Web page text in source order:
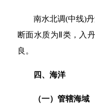
南水北调(中线)
断面水质为Ⅱ类，入
良。
四、海洋
（一）管辖海域